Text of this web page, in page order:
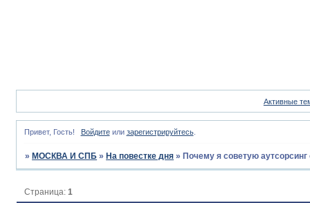
Активные
Привет, Гость! Войдитеили зарегистрируйтесь.
» МОСКВА И СПБ » На повестке дня » Почему я советую
Страница:1